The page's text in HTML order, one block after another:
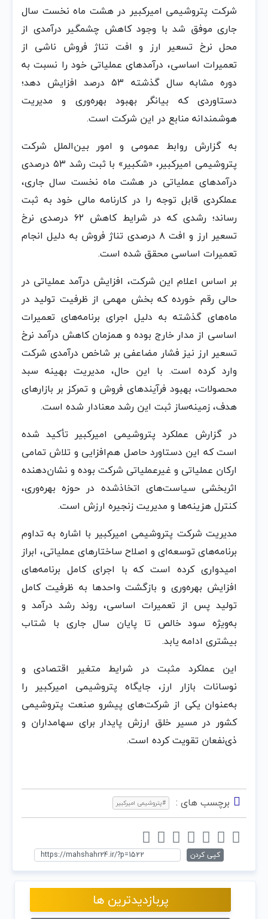
شرکت پتروشیمی امیرکبیر در هشت ماه نخست سال
جاری موفق شد با وجود کاهش چشمگیر درآمدی از
محل نرخ تسعیر ارز و افت تناژ فروش ناشی از
تعمیرات اساسی، درآمدهای عملیاتی خود را نسبت به
دوره مشابه سال گذشته ۵۳ درصد افزایش دهد؛
دستاوردی که بیانگر بهبود بهره‌وری و مدیریت
هوشمندانه منابع در این شرکت است.
به گزارش روابط عمومی و امور بین‌الملل شرکت
پتروشیمی امیرکبیر، «شکبیر» با ثبت رشد ۵۳ درصدی
درآمدهای عملیاتی در هشت ماه نخست سال جاری،
عملکردی قابل توجه را در کارنامه مالی خود به ثبت
رساند؛ رشدی که در شرایط کاهش ۶۲ درصدی نرخ
تسعیر ارز و افت ۸ درصدی تناژ فروش به دلیل انجام
تعمیرات اساسی محقق شده است.
بر اساس اعلام این شرکت، افزایش درآمد عملیاتی در
حالی رقم خورده که بخش مهمی از ظرفیت تولید در
ماه‌های گذشته به دلیل اجرای برنامه‌های تعمیرات
اساسی از مدار خارج بوده و همزمان کاهش درآمد نرخ
تسعیر ارز نیز فشار مضاعفی بر شاخص درآمدی شرکت
وارد کرده است. با این حال، مدیریت بهینه سبد
محصولات، بهبود فرآیندهای فروش و تمرکز بر بازارهای
هدف، زمینه‌ساز ثبت این رشد معنادار شده است.
در گزارش عملکرد پتروشیمی امیرکبیر تأکید شده
است که این دستاورد حاصل هم‌افزایی و تلاش تمامی
ارکان عملیاتی و غیرعملیاتی شرکت بوده و نشان‌دهنده
اثربخشی سیاست‌های اتخاذشده در حوزه بهره‌وری،
کنترل هزینه‌ها و مدیریت زنجیره ارزش است.
مدیریت شرکت پتروشیمی امیرکبیر با اشاره به تداوم
برنامه‌های توسعه‌ای و اصلاح ساختارهای عملیاتی، ابراز
امیدواری کرده است که با اجرای کامل برنامه‌های
افزایش بهره‌وری و بازگشت واحدها به ظرفیت کامل
تولید پس از تعمیرات اساسی، روند رشد درآمد و
به‌ویژه سود خالص تا پایان سال جاری با شتاب
بیشتری ادامه یابد.
این عملکرد مثبت در شرایط متغیر اقتصادی و
نوسانات بازار ارز، جایگاه پتروشیمی امیرکبیر را
به‌عنوان یکی از شرکت‌های پیشرو صنعت پتروشیمی
کشور در مسیر خلق ارزش پایدار برای سهامداران و
ذی‌نفعان تقویت کرده است.
برچسب های : #پتروشیمی امیرکبیر
کپی کردن
پربازدیدترین ها